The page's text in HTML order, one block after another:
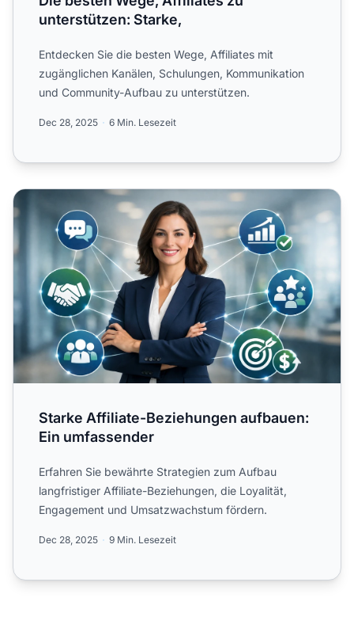
unterstützen: Starke,
Entdecken Sie die besten Wege, Affiliates mit
zugänglichen Kanälen, Schulungen, Kommunikation
und Community-Aufbau zu unterstützen.
Dec 28, 2025 6 Min. Lesezeit
Starke Affiliate-Beziehungen aufbauen: Ein umfassender
Starke Affiliate-Beziehungen aufbauen:
Ein umfassender
Erfahren Sie bewährte Strategien zum Aufbau
langfristiger Affiliate-Beziehungen, die Loyalität,
Engagement und Umsatzwachstum fördern.
Dec 28, 2025 9 Min. Lesezeit